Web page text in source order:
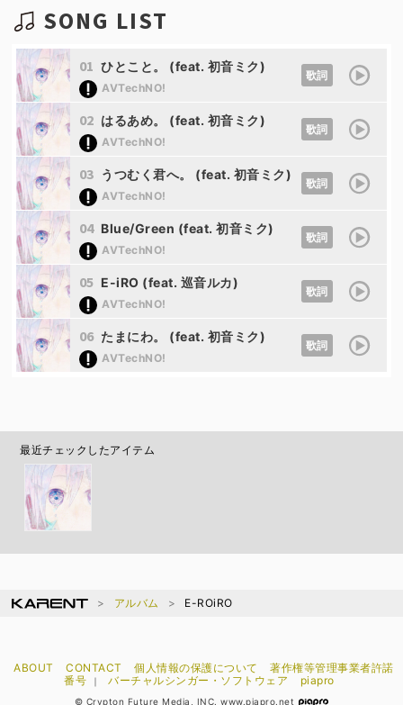
SONG LIST
01 ひとこと。 (feat. 初音ミク)
AVTechNO!
歌詞
02 はるあめ。 (feat. 初音ミク)
AVTechNO!
歌詞
03 うつむく君へ。 (feat. 初音ミク)
AVTechNO!
歌詞
04 Blue/Green (feat. 初音ミク)
AVTechNO!
歌詞
05 E-iRO (feat. 巡音ルカ)
AVTechNO!
歌詞
06 たまにわ。 (feat. 初音ミク)
AVTechNO!
歌詞
最近チェックしたアイテム
アルバム E-ROiRO
ABOUT CONTACT 個人情報の保護について
著作権等管理事業者許諾
番号
｜ バーチャルシンガー・ソフトウェア piapro
© Crypton Future Media, INC. www.piapro.net